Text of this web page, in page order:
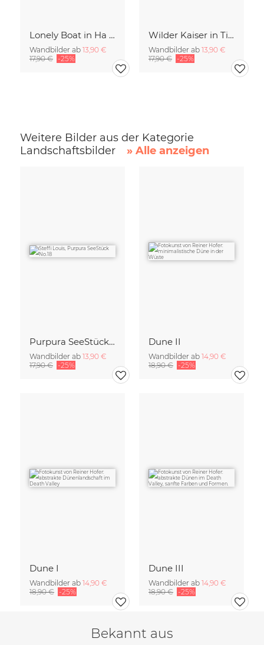
Lonely Boat in Ha Long Bay Vietnam
Wandbilder ab 13,90 €
17,90 € -25%
Wilder Kaiser in Tirol
Wandbilder ab 13,90 €
17,90 € -25%
Weitere Bilder aus der Kategorie
Landschaftsbilder
» Alle anzeigen
Purpura SeeStück No.18
Wandbilder ab 13,90 €
17,90 € -25%
Dune II
Wandbilder ab 14,90 €
18,90 € -25%
Dune I
Wandbilder ab 14,90 €
18,90 € -25%
Dune III
Wandbilder ab 14,90 €
18,90 € -25%
Bekannt aus